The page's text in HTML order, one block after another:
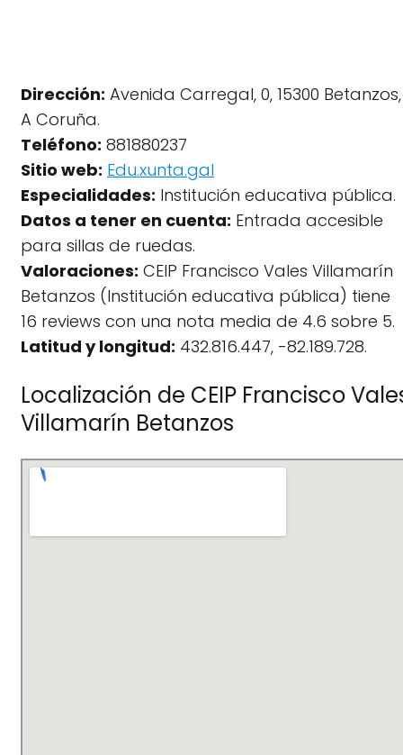
Dirección: Avenida Carregal, 0, 15300 Betanzos,
A Coruña.
Teléfono: 881880237
Sitio web: Edu.xunta.gal
Especialidades: Institución educativa pública.
Datos a tener en cuenta: Entrada accesible
para sillas de ruedas.
Valoraciones: CEIP Francisco Vales Villamarín
Betanzos (Institución educativa pública) tiene
16 reviews con una nota media de 4.6 sobre 5.
Latitud y longitud: 432.816.447, -82.189.728.
Localización de CEIP Francisco
Villamarín Betanzos